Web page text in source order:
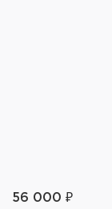
56 000 ₽